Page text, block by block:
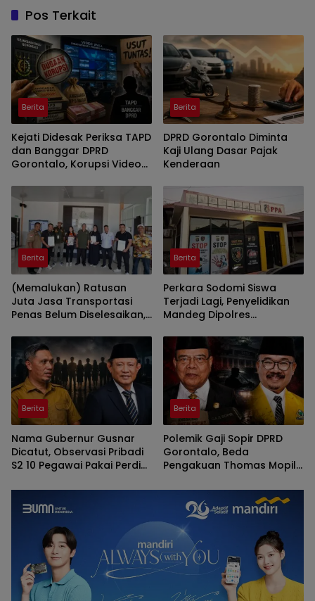
Pos Terkait
Berita
Kejati Didesak Periksa TAPD
dan Banggar DPRD
Gorontalo, Korupsi Video
Deprov
Berita
DPRD Gorontalo Diminta
Kaji Ulang Dasar Pajak
Kenderaan
Berita
(Memalukan) Ratusan
Juta Jasa Transportasi
Penas Belum Diselesaikan,
Berita
Perkara Sodomi Siswa
Terjadi Lagi, Penyelidikan
Mandeg Dipolres
Berita
Nama Gubernur Gusnar
Dicatut, Observasi Pribadi
S2 10 Pegawai Pakai Perdis
Berita
Polemik Gaji Sopir DPRD
Gorontalo, Beda
Pengakuan Thomas Mopili
Membingungkan